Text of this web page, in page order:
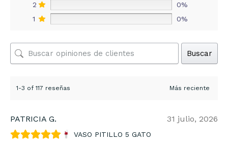
2
0%
1
0%
Buscar
1-3 of 117 reseñas
PATRICIA G. 31 julio, 2026
VASO PITILLO 5 GATO